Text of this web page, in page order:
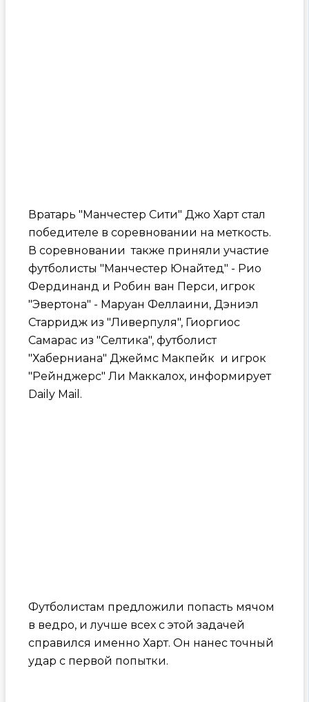
Вратарь "Манчестер Сити" Джо Харт стал
победителе в соревновании на меткость.
В соревновании также приняли участие
футболисты "Манчестер Юнайтед" - Рио
Фердинанд и Робин ван Перси, игрок
"Эвертона" - Маруан Феллаини, Дэниэл
Старридж из "Ливерпуля", Гиоргиос
Самарас из "Селтика", футболист
"Хаберниана" Джеймс Макпейк и игрок
"Рейнджерс" Ли Маккалох, информирует
Daily Mail.
Футболистам предложили попасть мячом
в ведро, и лучше всех с этой задачей
справился именно Харт. Он нанес точный
удар с первой попытки.